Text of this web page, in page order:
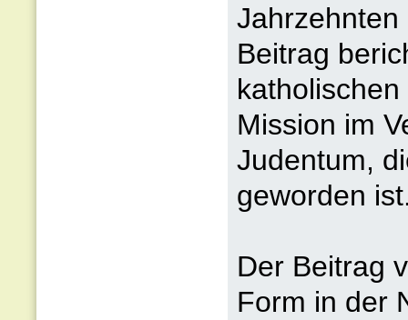
Beitrag
Mission im
Judentum,
geworden
Der Beitrag
Form in der